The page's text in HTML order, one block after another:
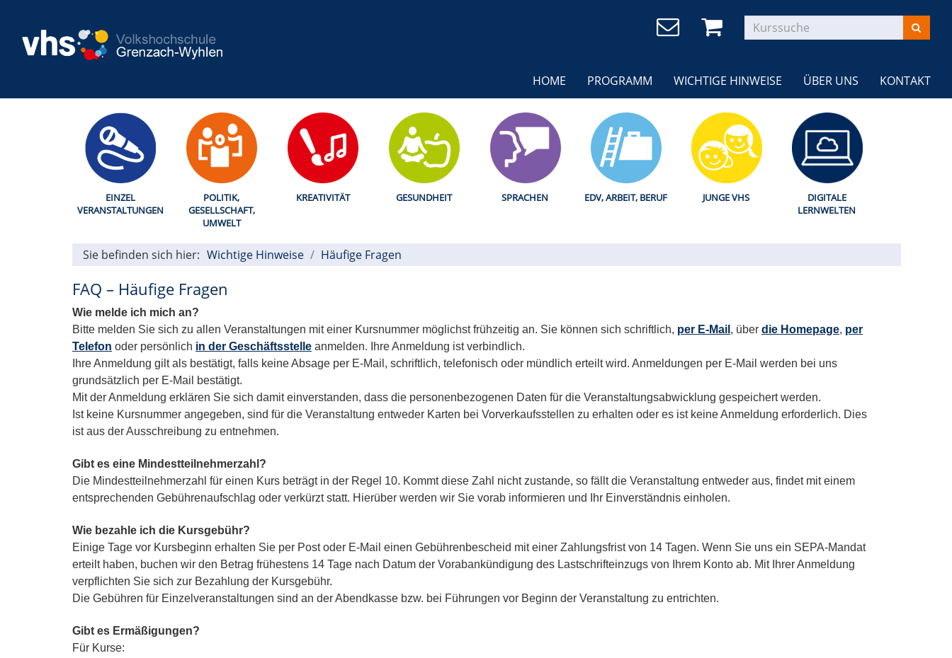
HOME PROGRAMM WICHTIGE HINWEISE ÜBER UNS KONTAKT
EINZEL
VERANSTALTUNGEN
POLITIK,
GESELLSCHAFT,
UMWELT
KREATIVITÄT GESUNDHEIT SPRACHEN EDV, ARBEIT, BERUF JUNGE VHS
DIGITALE
LERNWELTEN
Sie befinden sich hier: Wichtige Hinweise Häufige Fragen
FAQ – Häufige Fragen
Wie melde ich mich an?
Bitte melden Sie sich zu allen Veranstaltungen mit einer Kursnummer möglichst frühzeitig an. Sie können sich schriftlich, per E-Mail , über die Homepage, per
Telefon oder persönlich in der Geschäftsstelle anmelden. Ihre Anmeldung ist verbindlich.
Ihre Anmeldung gilt als bestätigt, falls keine Absage per E-Mail, schriftlich, telefonisch oder mündlich erteilt wird. Anmeldungen per E-Mail werden bei uns
grundsätzlich per E-Mail bestätigt.
Mit der Anmeldung erklären Sie sich damit einverstanden, dass die personenbezogenen Daten für die Veranstaltungsabwicklung gespeichert werden.
Ist keine Kursnummer angegeben, sind für die Veranstaltung entweder Karten bei Vorverkaufsstellen zu erhalten oder es ist keine Anmeldung erforderlich. Dies
ist aus der Ausschreibung zu entnehmen.
Gibt es eine Mindestteilnehmerzahl?
Die Mindestteilnehmerzahl für einen Kurs beträgt in der Regel 10. Kommt diese Zahl nicht zustande, so fällt die Veranstaltung entweder aus, findet mit einem
entsprechenden Gebührenaufschlag oder verkürzt statt. Hierüber werden wir Sie vorab informieren und Ihr Einverständnis einholen.
Wie bezahle ich die Kursgebühr?
Einige Tage vor Kursbeginn erhalten Sie per Post oder E-Mail einen Gebührenbescheid mit einer Zahlungsfrist von 14 Tagen. Wenn Sie uns ein SEPA-Mandat
erteilt haben, buchen wir den Betrag frühestens 14 Tage nach Datum der Vorabankündigung des Lastschrifteinzugs von Ihrem Konto ab. Mit Ihrer Anmeldung
verpflichten Sie sich zur Bezahlung der Kursgebühr.
Die Gebühren für Einzelveranstaltungen sind an der Abendkasse bzw. bei Führungen vor Beginn der Veranstaltung zu entrichten.
Gibt es Ermäßigungen?
Für Kurse: